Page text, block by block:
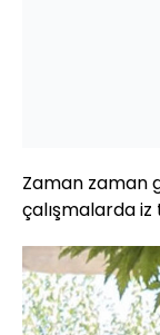
Zaman zaman
çalışmalarda iz